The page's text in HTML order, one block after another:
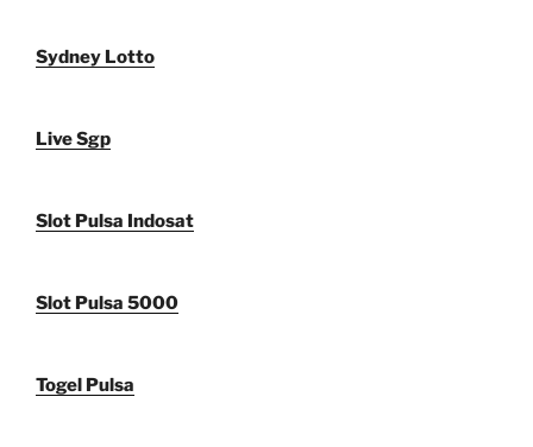
Sydney Lotto
Live Sgp
Slot Pulsa Indosat
Slot Pulsa 5000
Togel Pulsa